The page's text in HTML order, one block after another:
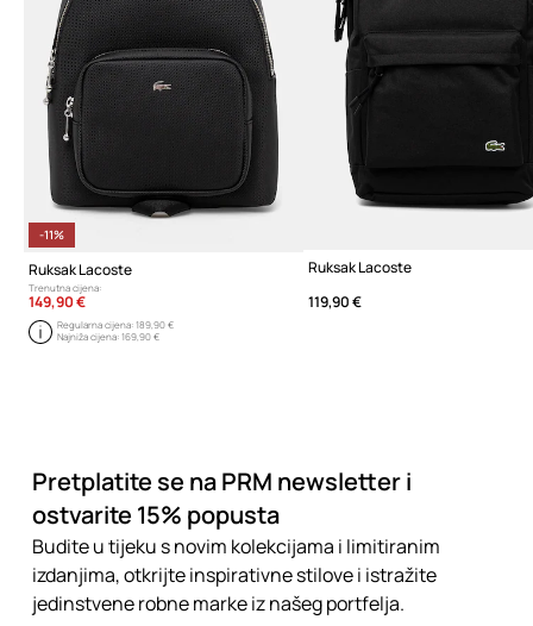
-11%
Ruksak Lacoste
Trenutna cijena:
149,90 €
Regularna cijena:189,90 €
Najniža cijena:169,90 €
Ruksak Lacoste
119,90 €
Pretplatite se na PRM newsletter i
ostvarite 15% popusta
Budite u tijeku s novim kolekcijama i limitiranim
izdanjima, otkrijte inspirativne stilove i istražite
jedinstvene robne marke iz našeg portfelja.